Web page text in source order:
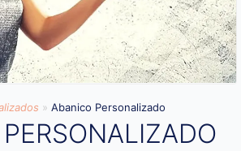
» Abanico Personalizado